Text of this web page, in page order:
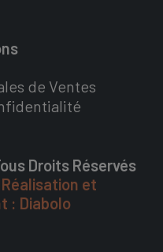
de Ventes
Droits Réservés
et
: Diabolo